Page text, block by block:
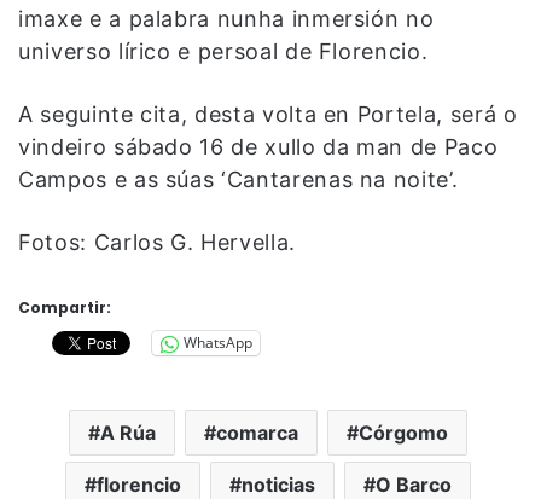
imaxe e a palabra nunha inmersión no
universo lírico e persoal de Florencio.
A seguinte cita, desta volta en Portela, será o
vindeiro sábado 16 de xullo da man de Paco
Campos e as súas ‘Cantarenas na noite’.
Fotos: Carlos G. Hervella.
Compartir:
WhatsApp
A Rúa comarca Córgomo
florencio noticias O Barco